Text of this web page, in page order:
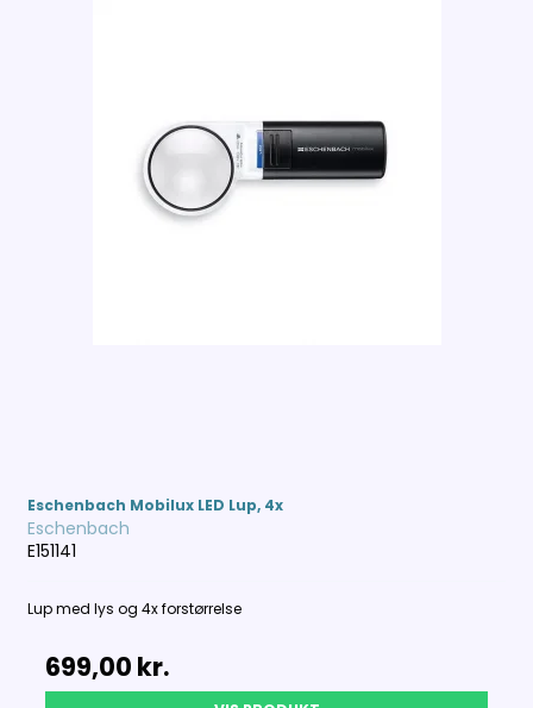
Eschenbach Mobilux LED Lup, 4x
Eschenbach
E151141
Lup med lys og 4x forstørrelse
699,00 kr.